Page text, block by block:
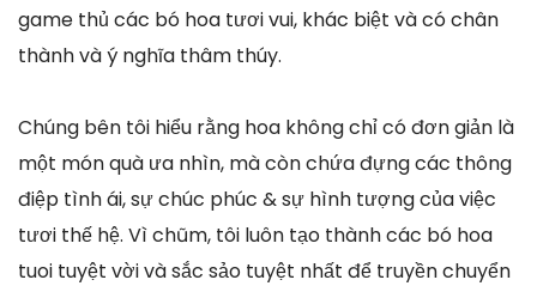
game thủ các bó hoa tươi vui, khác biệt và có chân
thành và ý nghĩa thâm thúy.
Chúng bên tôi hiểu rằng hoa không chỉ có đơn giản là
một món quà ưa nhìn, mà còn chứa đựng các thông
điệp tình ái, sự chúc phúc & sự hình tượng của việc
tươi thế hệ. Vì chũm, tôi luôn tạo thành các bó hoa
tuoi tuyệt vời và sắc sảo tuyệt nhất để truyền chuyển